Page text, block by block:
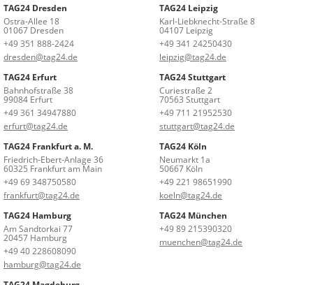
TAG24 Dresden
Ostra-Allee 18
01067 Dresden
+49 351 888-2424
dresden@tag24.de
TAG24 Leipzig
Karl-Liebknecht-Straße 8
04107 Leipzig
+49 341 24250430
leipzig@tag24.de
TAG24 Erfurt
Bahnhofstraße 38
99084 Erfurt
+49 361 34947880
erfurt@tag24.de
TAG24 Stuttgart
Curiestraße 2
70563 Stuttgart
+49 711 21952530
stuttgart@tag24.de
TAG24 Frankfurt a. M.
Friedrich-Ebert-Anlage 36
60325 Frankfurt am Main
+49 69 348750580
frankfurt@tag24.de
TAG24 Köln
Neumarkt 1a
50667 Köln
+49 221 98651990
koeln@tag24.de
TAG24 Hamburg
Am Sandtorkai 77
20457 Hamburg
+49 40 228608090
hamburg@tag24.de
TAG24 München
+49 89 215390320
muenchen@tag24.de